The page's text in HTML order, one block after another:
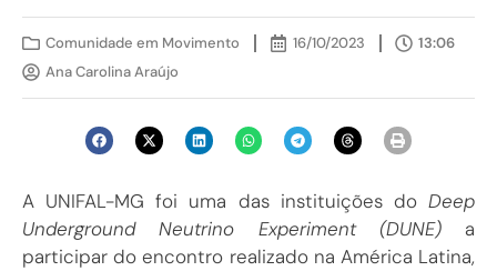
Comunidade em Movimento 16/10/2023
13:06
Ana Carolina Araújo
A UNIFAL-MG foi uma das instituições do Deep
Underground Neutrino Experiment
(DUNE)a
participar do encontro realizado na América Latina,